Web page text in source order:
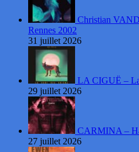
Christian
Rennes 2002
31 juillet 2026
LA CIGUË –
29 juillet 2026
CARMINA –
27 juillet 2026